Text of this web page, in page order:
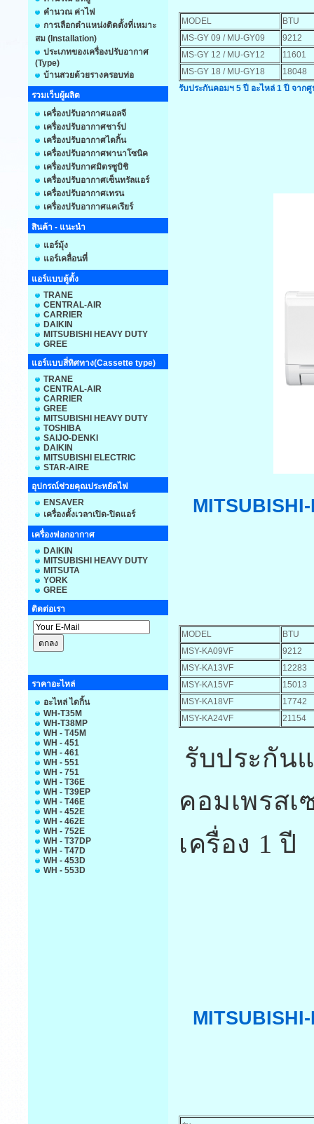
คำนวณ ค่าไฟ
การเลือกตำแหน่งติดตั้งที่เหมาะ
สม (Installation)
ประเภทของเครื่องปรับอากาศ
(Type)
บ้านสวยด้วยรางครอบท่อ
รวมเว็บผู้ผลิต
เครื่องปรับอากาศแอลจี
เครื่องปรับอากาศชาร์ป
เครื่องปรับอากาศไดกิ้น
เครื่องปรับอากาศพานาโซนิค
เครื่องปรับกาศมิตรซูบิชิ
เครื่องปรับอากาศเซ็นทรัลแอร์
เครื่องปรับอากาศเทรน
เครื่องปรับอากาศแคเรียร์
สินค้า - แนะนำ
แอร์มุ้ง
แอร์เคลื่อนที่
แอร์แบบตู้ตั้ง
TRANE
CENTRAL-AIR
CARRIER
DAIKIN
MITSUBISHI HEAVY DUTY
GREE
แอร์แบบสี่ทิศทาง(Cassette type)
TRANE
CENTRAL-AIR
CARRIER
GREE
MITSUBISHI HEAVY DUTY
TOSHIBA
SAIJO-DENKI
DAIKIN
MITSUBISHI ELECTRIC
STAR-AIRE
อุปกรณ์ช่วยคุณประหยัดไฟ
ENSAVER
เครื่องตั้งเวลาเปิด-ปิดแอร์
เครื่องฟอกอากาศ
DAIKIN
MITSUBISHI HEAVY DUTY
MITSUTA
YORK
GREE
ติดต่อเรา
ราคาอะไหล่
อะไหล่ ไดกิ้น
WH-T35M
WH-T38MP
WH - T45M
WH - 451
WH - 461
WH - 551
WH - 751
WH - T36E
WH - T39EP
WH - T46E
WH - 452E
WH - 462E
WH - 752E
WH - T37DP
WH - T47D
WH - 453D
WH - 553D
MODEL
MS-GY 09 / MU-GY09
9212
MS-GY 12 / MU-GY12
11601
MS-GY 18 / MU-GY18
18048
รับประกันคอมฯ 5 ปี อะไหล่ 1 ปี จาก
MODEL
MSY-KA09VF
9212
MSY-KA13VF
12283
MSY-KA15VF
15013
MSY-KA18VF
17742
MSY-KA24VF
21154
รับประกัน
คอมเพรส
เครื่อง 1 ปี